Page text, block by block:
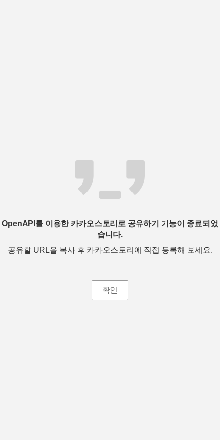
OpenAPI를 이용한 카카오스토리로 공유하기 기능이 종료되었
습니다.
공유할 URL을 복사 후 카카오스토리에 직접 등록해 보세요.
확인